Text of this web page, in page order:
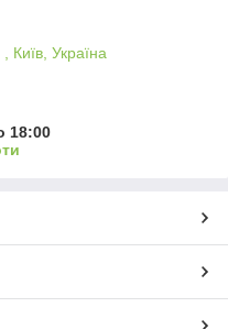
Київ, Україна
18:00